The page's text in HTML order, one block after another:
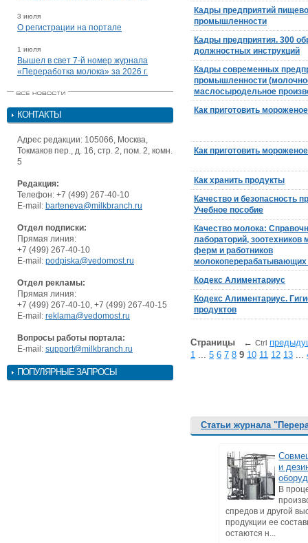
3 июля
О регистрации на портале
1 июля
Вышел в свет 7-й номер журнала
«Переработка молока» за 2026 г.
КОНТАКТЫ
Адрес редакции: 105066, Москва,
Токмаков пер., д. 16, стр. 2, пом. 2, комн.
5
Редакция:
Телефон: +7 (499) 267-40-10
E-mail: barteneva@milkbranch.ru
Отдел подписки:
Прямая линия:
+7 (499) 267-40-10
E-mail: podpiska@vedomost.ru
Отдел рекламы:
Прямая линия:
+7 (499) 267-40-10, +7 (499) 267-40-15
E-mail: reklama@vedomost.ru
Вопросы работы портала:
E-mail: support@milkbranch.ru
ПОПУЛЯРНЫЕ ЗАПРОСЫ
Кадры предприятий
промышленности
Кадры предприятия. 300
должностных инструкций
Кадры современных
промышленности
маслосыродельное
Как приготовить
Как приготовить
Как хранить продукты
Качество и безопасность
Учебное пособие
Качество молока:
лабораторий, зоотехников
ферм и работников
молокоперерабатывающих
Кодекс Алиментариус
Кодекс Алиментариус.
продуктов
Страницы ← Ctrl
1 ... 5 6 7 8 9 10 11 12 13 ...
Статьи журнала
и
В
спредов и другой
продукции ее
остаются н...